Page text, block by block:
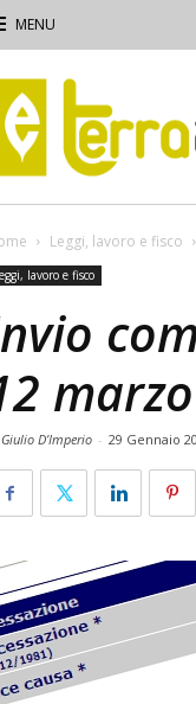
Terra
e
Vita
Leggi, lavoro e fisco
lavoro e fisco
D’Imperio - 29 Gennaio